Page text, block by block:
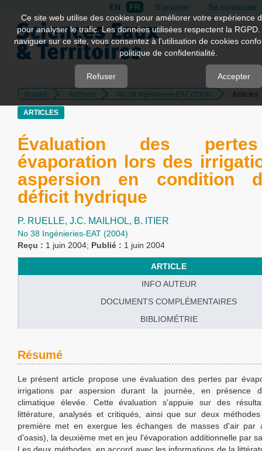
Quick
jump
page
Main
Navigation
Content
Sidebar
EN FR S'inscrire Se connecter
Accueil Archives No 38 Ingénieries-EAT (2004) Articles
ARTICLES
Évaluation des
évaporation lors des
aspersion en condition
déficit hydrique
P. RUELLE, J.C. MAILHOL, B. ITIER
No 38 Ingénieries-EAT (2004)
Reçu : 1 juin 2004; Publié : 1 juin 2004
ARTICLE
INFO AUTEUR
DOCUMENTS COMPLÉMENTAIRES
BIBLIOMÉTRIE
Résumé
Le présent article propose une évaluation des pertes par
irrigations par aspersion durant la journée, en présence
climatique élevée. Cette évaluation s'appuie sur des
littérature, analysés et critiqués, ainsi que sur deux
première met en exergue les échanges de masses d'air par
d'oasis), la deuxième met en jeu l'évaporation additionnelle par
Ce site web utilise des cookies pour améliorer votre expérience
pour analyser le trafic. Les données utilisées respectent la
naviguer sur ce site, vous consentez à l'utilisation de cookies
politique de confidentialité.
Refuser Accepter